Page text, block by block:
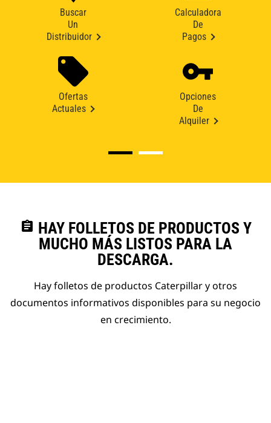
Buscar
Un
Distribuidor
Calculadora
De
Pagos
Ofertas
Actuales
Opciones
De
Alquiler
assignment HAY FOLLETOS DE PRODUCTOS Y
MUCHO MÁS LISTOS PARA LA
DESCARGA.
Hay folletos de productos Caterpillar y otros
documentos informativos disponibles para su negocio
en crecimiento.